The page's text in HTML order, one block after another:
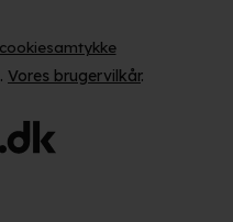
. Vores brugervilkår.